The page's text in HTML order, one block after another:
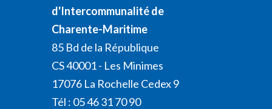
d'Intercommunalité de
Charente-Maritime
85 Bd de la République
CS 40001 - Les Minimes
17076 La Rochelle Cedex 9
Tél : 05 46 31 70 90